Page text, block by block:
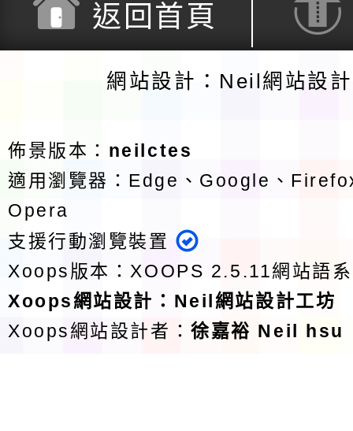
返回首頁
網站設計：Neil網站設
佈景版本： neilctes
適用瀏覽器：Edge、Google、
Opera
支援行動瀏覽裝置
Xoops版本： XOOPS 2.5.11網站語
Xoops網站設計 ： Neil網站設計工坊
Xoops網站設計者：徐嘉裕 Neil hsu